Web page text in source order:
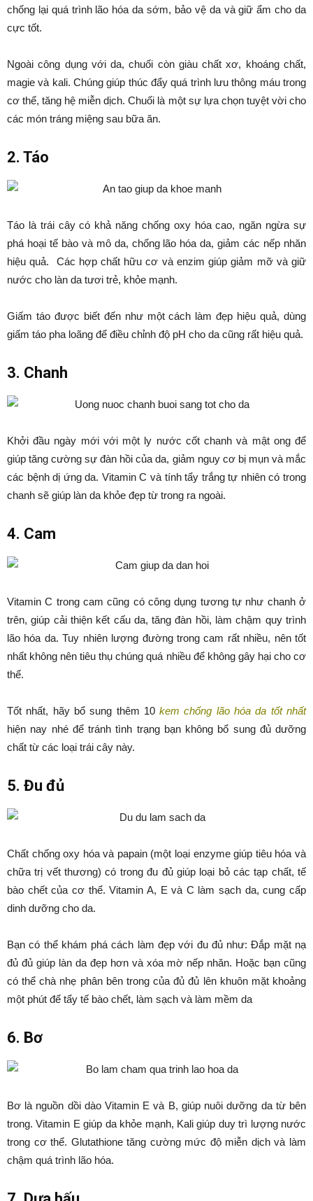
chống lại quá trình lão hóa da sớm, bảo vệ da và giữ ẩm cho da
cực tốt.
Ngoài công dụng với da, chuối còn giàu chất xơ, khoáng chất,
magie và kali. Chúng giúp thúc đẩy quá trình lưu thông máu trong
cơ thể, tăng hệ miễn dịch. Chuối là một sự lựa chọn tuyệt vời cho
các món tráng miệng sau bữa ăn.
2. Táo
Táo là trái cây có khả năng chống oxy hóa cao, ngăn ngừa sự
phá hoại tế bào và mô da, chống lão hóa da, giảm các nếp nhăn
hiệu quả. Các hợp chất hữu cơ và enzim giúp giảm mỡ và giữ
nước cho làn da tươi trẻ, khỏe mạnh.
Giấm táo được biết đến như một cách làm đẹp hiệu quả, dùng
giấm táo pha loãng để điều chỉnh độ pH cho da cũng rất hiệu quả.
3. Chanh
Khởi đầu ngày mới với một ly nước cốt chanh và mật ong để
giúp tăng cường sự đàn hồi của da, giảm nguy cơ bị mụn và mắc
các bệnh dị ứng da. Vitamin C và tính tẩy trắng tự nhiên có trong
chanh sẽ giúp làn da khỏe đẹp từ trong ra ngoài.
4. Cam
Vitamin C trong cam cũng có công dụng tương tự như chanh ở
trên, giúp cải thiện kết cấu da, tăng đàn hồi, làm chậm quy trình
lão hóa da. Tuy nhiên lượng đường trong cam rất nhiều, nên tốt
nhất không nên tiêu thụ chúng quá nhiều để không gây hại cho cơ
thể.
Tốt nhất, hãy bổ sung thêm 10kem chống lão hóa da tốt nhất
hiện nay nhé để tránh tình trạng bạn không bổ sung đủ dưỡng
chất từ các loại trái cây này.
5. Đu đủ
Chất chống oxy hóa và papain (một loại enzyme giúp tiêu hóa và
chữa trị vết thương) có trong đu đủ giúp loại bỏ các tạp chất, tế
bào chết của cơ thể. Vitamin A, E và C làm sạch da, cung cấp
dinh dưỡng cho da.
Bạn có thể khám phá cách làm đẹp với đu đủ như: Đắp mặt nạ
đủ đủ giúp làn da đẹp hơn và xóa mờ nếp nhăn. Hoặc bạn cũng
có thể chà nhẹ phân bên trong của đủ đủ lên khuôn mặt khoảng
một phút để tẩy tế bào chết, làm sạch và làm mềm da
6. Bơ
Bơ là nguồn dồi dào Vitamin E và B, giúp nuôi dưỡng da từ bên
trong. Vitamin E giúp da khỏe mạnh, Kali giúp duy trì lượng nước
trong cơ thể. Glutathione tăng cường mức độ miễn dịch và làm
chậm quá trình lão hóa.